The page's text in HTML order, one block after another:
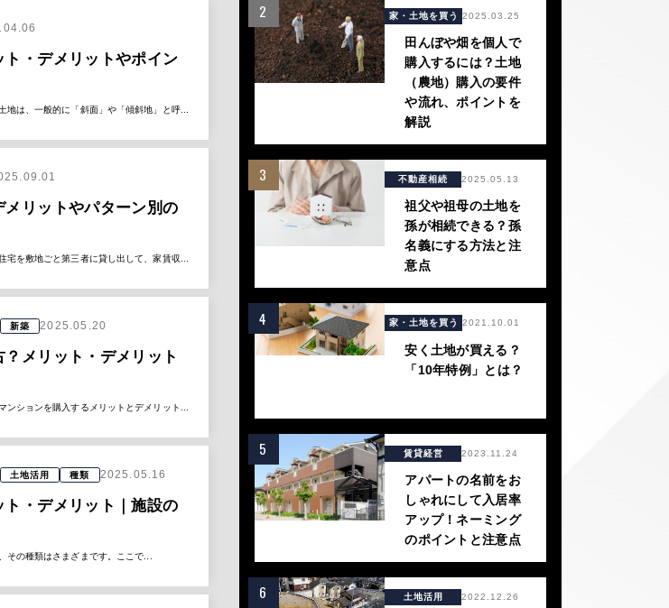
・デメリットやポイン
地は、一般的に「斜面」や「傾斜地」と呼...
メリットやパターン別の
宅を敷地ごと第三者に貸し出して、家賃収...
新築 2025.05.20
メリット・デメリット
ンションを購入するメリットとデメリット...
土地活用 種類 2025.05.16
・デメリット｜施設の
その種類はさまざまです。ここで...
2 家・土地を買う 2025.03.25
田んぼや畑を個人で
購入するには？土地
（農地）購入の要件
や流れ、ポイントを
解説
3 不動産相続 2025.05.13
祖父や祖母の土地を
孫が相続できる？孫
名義にする方法と注
意点
4 家・土地を買う 2021.10.01
安く土地が買える？
「10年特例」とは？
5 賃貸経営 2023.11.24
アパートの名前をお
しゃれにして入居率
アップ！ネーミング
のポイントと注意点
6 土地活用 2022.12.26